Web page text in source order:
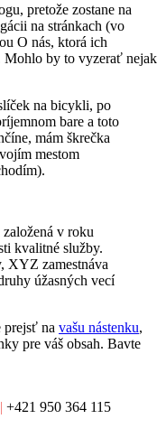
pretože zostane na
na stránkach (vo
O nás, ktorá ich
Mohlo by to vyzerať nejak
na bicykli, po
bare a toto
mám škrečka
mestom
v roku
kvalitné služby.
XYZ zamestnáva
úžasných vecí
prejsť na vašu nástenku,
pre váš obsah. Bavte
| +421 950 364 115